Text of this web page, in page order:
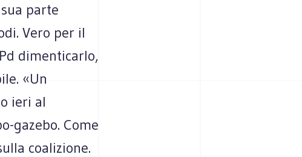
parte
Vero per il
dimenticarlo,
«Un
ieri al
gazebo. Come
coalizione.